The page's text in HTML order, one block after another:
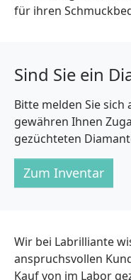
für ihren
Sind Sie ein
Bitte melden Sie
gewähren Ihnen
gezüchteten
Zum Inventar
Wir bei Labrilliante
anspruchsvollen
Kauf von im Labor